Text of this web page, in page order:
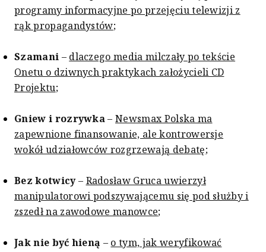
programy informacyjne po przejęciu telewizji z
rąk propagandystów;
Szamani – dlaczego media milczały po tekście
Onetu o dziwnych praktykach założycieli CD
Projektu;
Gniew i rozrywka–Newsmax Polska ma
zapewnione finansowanie, ale kontrowersje
wokół udziałowców rozgrzewają debatę;
Bez kotwicy– Radosław Gruca uwierzył
manipulatorowi podszywającemu się pod służby i
zszedł na zawodowe manowce;
Jak nie być hieną – o tym, jak weryfikować